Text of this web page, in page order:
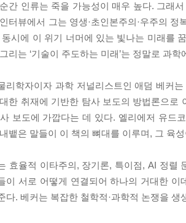
간 인류는 죽을 가능성이 매우 높다. 그래
터뷰에서 그는 영생·초인본주의·우주의
동시에 이 위기 너머에 있는 빛나는 미래를
리는 ‘기술이 주도하는 미래’는 정말로 과
리학자이자 과학 저널리스트인 애덤 베커
한 취재에 기반한 탐사 보도의 방법론으
보도에 가깝다는 데 있다. 엘리에저 유드
뱉은 말들이 이 책의 뼈대를 이루며, 그 육
효율적 이타주의, 장기론, 특이점, AI 정렬
이 서로 어떻게 연결되어 하나의 거대한 이
다. 베커는 복잡한 철학적·과학적 논쟁을 생